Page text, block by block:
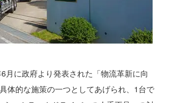
に政府より発表された「物流革新に向
体的な施策の一つとしてあげられ、1台で